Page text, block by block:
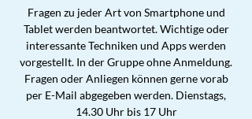
Fragen zu jeder Art von Smartphone und
Tablet werden beantwortet. Wichtige oder
interessante Techniken und Apps werden
vorgestellt. In der Gruppe ohne Anmeldung.
Fragen oder Anliegen können gerne vorab
per E-Mail abgegeben werden. Dienstags,
14.30 Uhr bis 17 Uhr